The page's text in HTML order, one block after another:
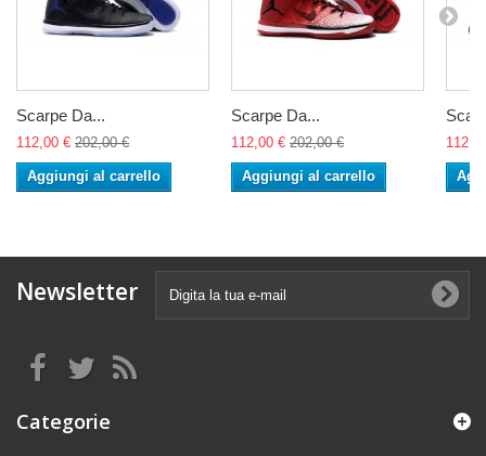
Scarpe Da...
112,00 € 202,00 €
Aggiungi al carrello
Scarpe Da...
112,00 € 202,00 €
Aggiungi al carrello
Newsletter
Categorie